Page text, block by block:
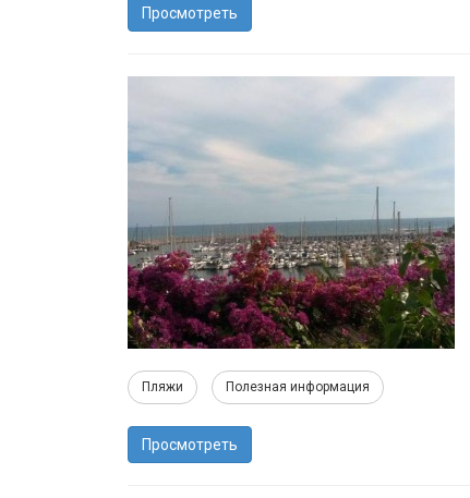
Просмотреть
Пляжи Полезная информация
Просмотреть